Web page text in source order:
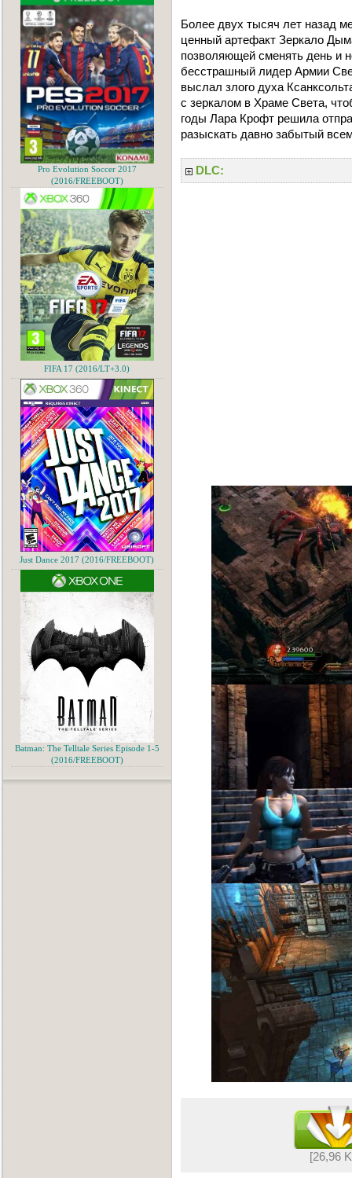
Более двух тысяч лет назад
ценный артефакт Зеркало
позволяющей сменять день и
бесстрашный лидер Армии
выслал злого духа
с зеркалом в Храме Света,
годы Лара Крофт решила
разыскать давно забытый
DLC:
[26,96
Pro Evolution Soccer 2017
(2016/FREEBOOT)
FIFA 17 (2016/LT+3.0)
Just Dance 2017 (2016/FREEBOOT)
Batman: The Telltale Series Episode 1-5
(2016/FREEBOOT)